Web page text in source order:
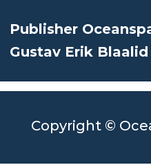
Publisher
Gustav Erik Blaalid
Copyright ©